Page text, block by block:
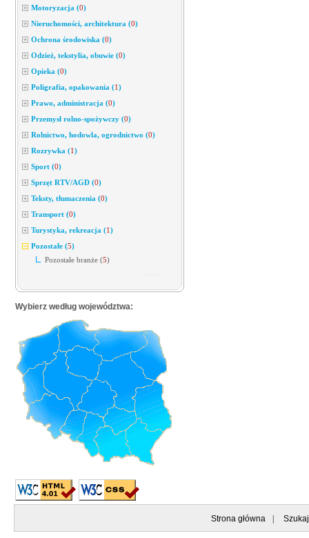
Motoryzacja (0)
Nieruchomości, architektura (0)
Ochrona środowiska (0)
Odzież, tekstylia, obuwie (0)
Opieka (0)
Poligrafia, opakowania (1)
Prawo, administracja (0)
Przemysł rolno-spożywczy (0)
Rolnictwo, hodowla, ogrodnictwo (0)
Rozrywka (1)
Sport (0)
Sprzęt RTV/AGD (0)
Teksty, tłumaczenia (0)
Transport (0)
Turystyka, rekreacja (1)
Pozostałe (5)
Pozostałe branże (5)
Wybierz według województwa:
Strona główna Szukaj